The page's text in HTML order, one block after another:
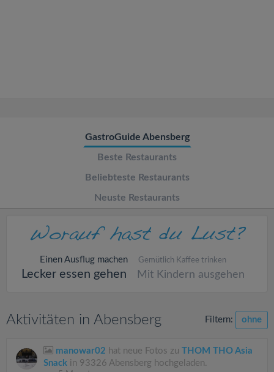
GastroGuide Abensberg
Beste Restaurants
Beliebteste Restaurants
Neuste Restaurants
Einen Ausflug machen Gemütlich Kaffee trinken
Lecker essen gehen Mit Kindern ausgehen
Aktivitäten in Abensberg Filtern: ohne
manowar02 hat neue Fotos zu THOM THO Asia
Snack in 93326 Abensberg hochgeladen.